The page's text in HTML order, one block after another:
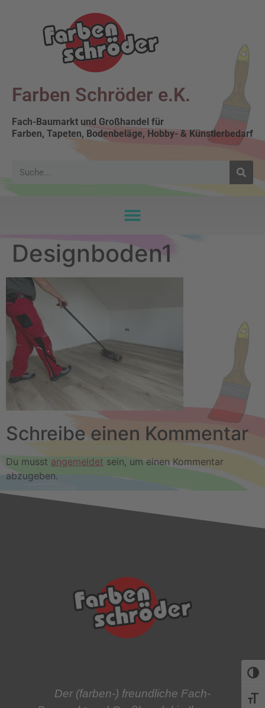
Farben Schröder e.K.
Fach-Baumarkt und Großhandel für
Farben, Tapeten, Bodenbeläge, Hobby- & Künstlerbedarf
Designboden1
Schreibe einen Kommentar
Du musst angemeldet sein, um einen Kommentar
abzugeben.
Der (farben-) freundliche Fach-